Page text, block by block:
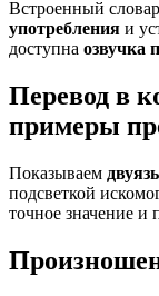
Встроенный
употребления и
доступна озвучка
Перевод в
примеры
Показываем
подсветкой
точное значение и